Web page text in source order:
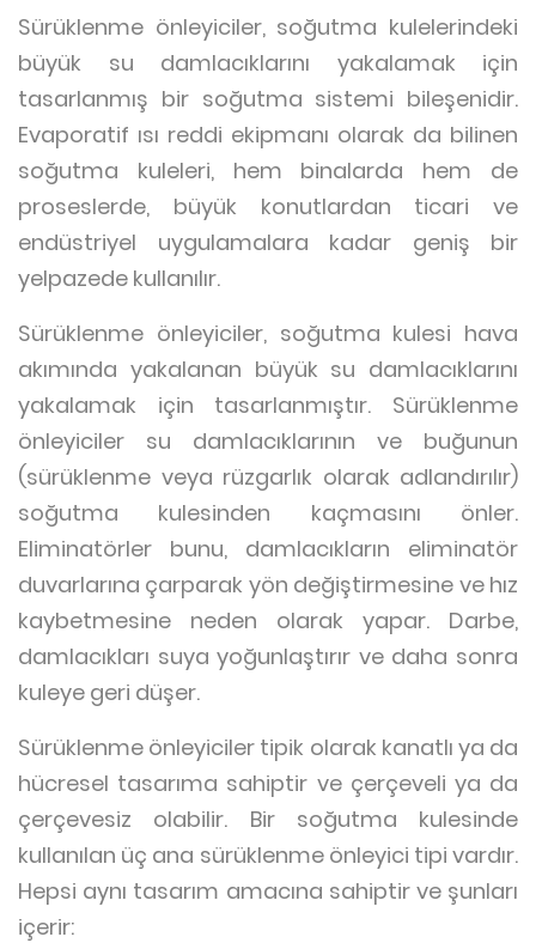
Sürüklenme önleyiciler, soğutma kulelerindeki
büyük su damlacıklarını yakalamak için
tasarlanmış bir soğutma sistemi bileşenidir.
Evaporatif ısı reddi ekipmanı olarak da bilinen
soğutma kuleleri, hem binalarda hem de
proseslerde, büyük konutlardan ticari ve
endüstriyel uygulamalara kadar geniş bir
yelpazede kullanılır.
Sürüklenme önleyiciler, soğutma kulesi hava
akımında yakalanan büyük su damlacıklarını
yakalamak için tasarlanmıştır. Sürüklenme
önleyiciler su damlacıklarının ve buğunun
(sürüklenme veya rüzgarlık olarak adlandırılır)
soğutma kulesinden kaçmasını önler.
Eliminatörler bunu, damlacıkların eliminatör
duvarlarına çarparak yön değiştirmesine ve hız
kaybetmesine neden olarak yapar. Darbe,
damlacıkları suya yoğunlaştırır ve daha sonra
kuleye geri düşer.
Sürüklenme önleyiciler tipik olarak kanatlı ya da
hücresel tasarıma sahiptir ve çerçeveli ya da
çerçevesiz olabilir. Bir soğutma kulesinde
kullanılan üç ana sürüklenme önleyici tipi vardır.
Hepsi aynı tasarım amacına sahiptir ve şunları
içerir: